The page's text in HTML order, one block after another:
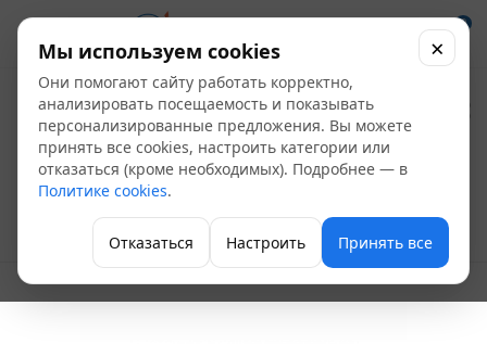
0
Контрфланец со
штуцером 1" (18 - 150
литров) стальной
Аксессуары для гидроаккумуляторов
Мы используем cookies
Они помогают сайту работать корректно,
анализировать посещаемость и показывать
персонализированные предложения. Вы можете
принять все cookies, настроить категории или
отказаться (кроме необходимых). Подробнее — в
Политике cookies.
Отказаться Настроить Принять все
×